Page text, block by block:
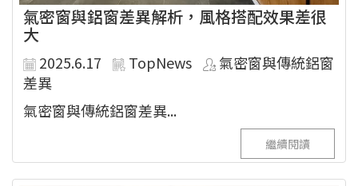
氣密窗與鋁窗差異解析，風格搭配效果差很
大
2025.6.17 TopNews
氣密窗與傳統鋁窗
差異
氣密窗與傳統鋁窗差異...
繼續閱讀